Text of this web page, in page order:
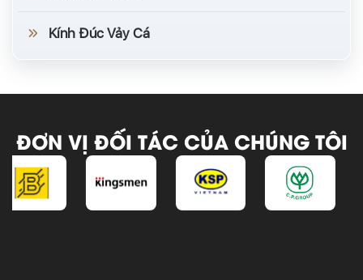
Kính Đúc Vảy Cá
ĐƠN VỊ ĐỐI TÁC CỦA CHÚNG TÔI